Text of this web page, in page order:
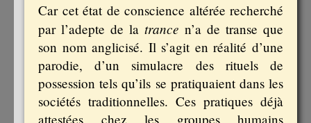
Car cet état de conscience altérée recherché
par l’adepte de la trance n’a de transe que
son nom anglicisé. Il s’agit en réalité d’une
parodie, d’un simulacre des rituels de
possession tels qu’ils se pratiquaient dans les
sociétés traditionnelles. Ces pratiques déjà
attestées chez les groupes humains